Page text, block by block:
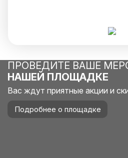
ПРОВЕДИТЕ ВАШЕ
НАШЕЙ ПЛОЩАДКЕ
Вас ждут приятные акции и
Подробнее о площадке